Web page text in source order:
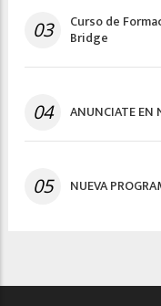
03 Curso de
Bridge
04 ANUNCIATE EN
05 NUEVA